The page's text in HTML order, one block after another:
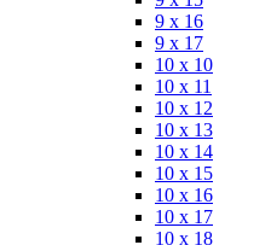
9 x 16
9 x 17
10 x 10
10 x 11
10 x 12
10 x 13
10 x 14
10 x 15
10 x 16
10 x 17
10 x 18